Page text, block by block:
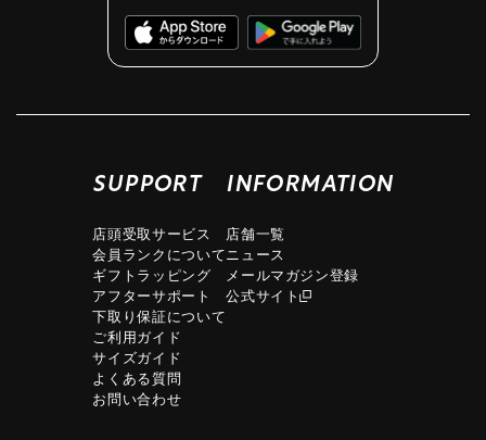
SUPPORT
店頭受取サービス
会員ランクについて
ギフトラッピング
アフターサポート
下取り保証について
ご利用ガイド
サイズガイド
よくある質問
お問い合わせ
INFORMATION
店舗一覧
ニュース
メールマガジン登録
公式サイト